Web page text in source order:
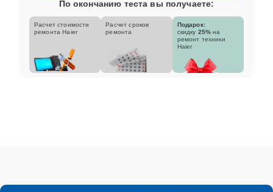
По окончанию теста вы получаете:
Расчет стоимости
ремонта Haier
Расчет сроков
ремонта
Подарок:
скидку 25% на
ремонт техники
Haier